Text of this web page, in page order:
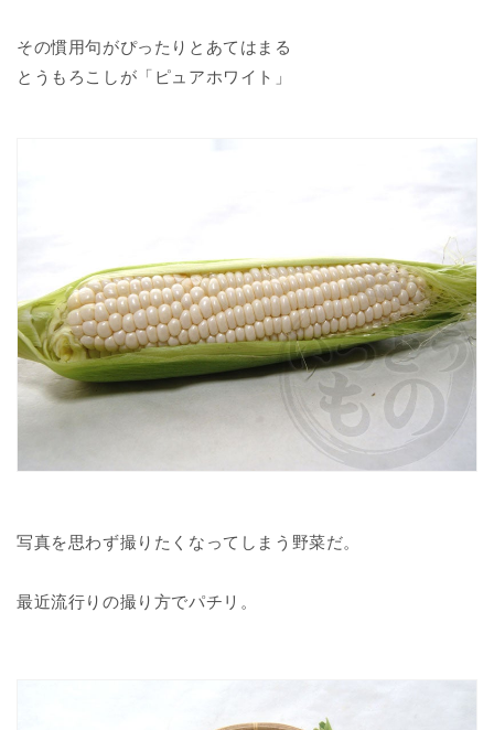
その慣用句がぴったりとあてはまる
とうもろこしが「ピュアホワイト」
写真を思わず撮りたくなってしまう野菜だ。
最近流行りの撮り方でパチリ。